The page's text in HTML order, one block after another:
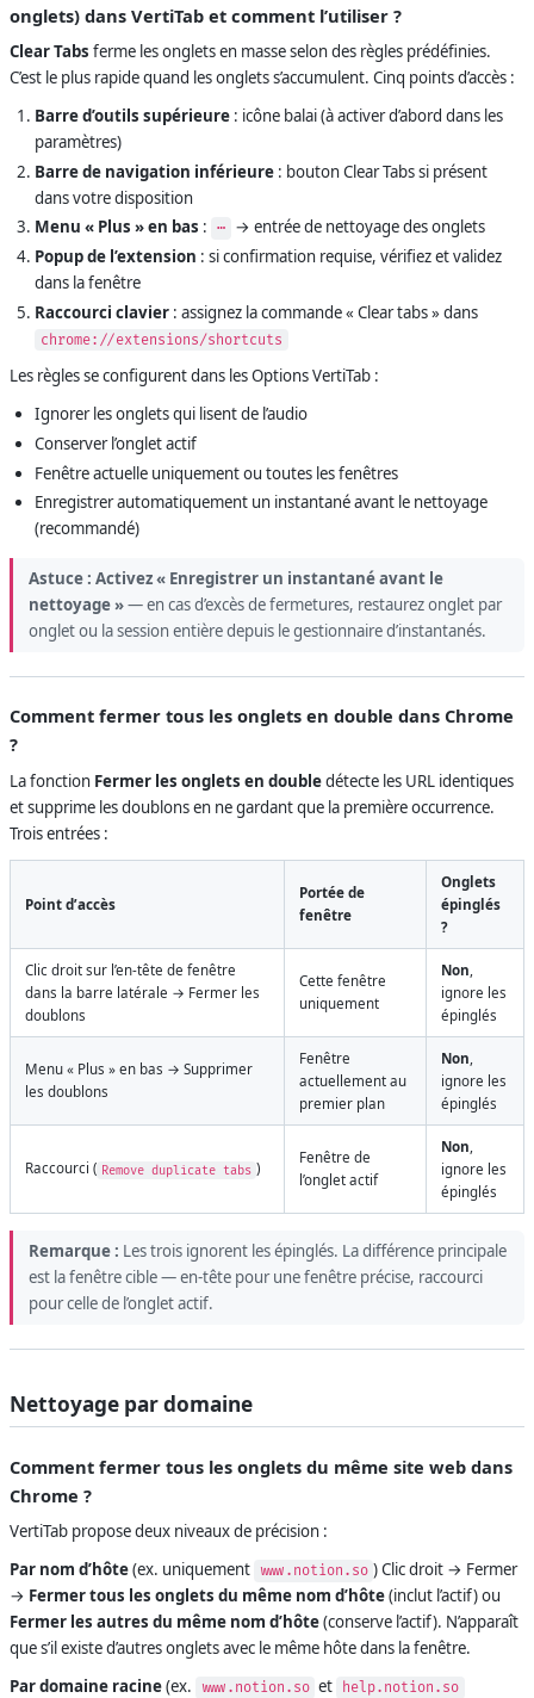
onglets) dans VertiTab et comment l’utiliser ?
Clear Tabs ferme les onglets en masse selon des règles prédéfinies.
C’est le plus rapide quand les onglets s’accumulent. Cinq points d’accès :
Barre d’outils supérieure : icône balai (à activer d’abord dans les
paramètres)
Barre de navigation inférieure : bouton Clear Tabs si présent
dans votre disposition
Menu « Plus » en bas : ⋯
→ entrée de nettoyage des onglets
Popup de l’extension : si confirmation requise, vérifiez et validez
dans la fenêtre
Raccourci clavier : assignez la commande « Clear tabs » dans
chrome://extensions/shortcuts
Les règles se configurent dans les Options VertiTab :
Ignorer les onglets qui lisent de l’audio
Conserver l’onglet actif
Fenêtre actuelle uniquement ou toutes les fenêtres
Enregistrer automatiquement un instantané avant le nettoyage
(recommandé)
Astuce : Activez « Enregistrer un instantané avant le
nettoyage »— en cas d’excès de fermetures, restaurez onglet par
onglet ou la session entière depuis le gestionnaire d’instantanés.
Comment fermer tous les onglets en double dans Chrome
?
La fonction Fermer les onglets en doubledétecte les URL identiques
et supprime les doublons en ne gardant que la première occurrence.
Trois entrées :
Point d’accès
Portée de
fenêtre
Onglets
épinglés
?
Clic droit sur l’en-tête de fenêtre
dans la barre latérale → Fermer les
doublons
Cette fenêtre
uniquement
Non,
ignore les
épinglés
Menu « Plus » en bas → Supprimer
les doublons
Fenêtre
actuellement au
premier plan
Non,
ignore les
épinglés
Raccourci ( Remove duplicate tabs )
Fenêtre de
l’onglet actif
Non,
ignore les
épinglés
Remarque : Les trois ignorent les épinglés. La différence principale
est la fenêtre cible — en-tête pour une fenêtre précise, raccourci
pour celle de l’onglet actif.
Nettoyage par domaine
Comment fermer tous les onglets du même site web dans
Chrome ?
VertiTab propose deux niveaux de précision :
Par nom d’hôte(ex. uniquement www.notion.so ) Clic droit → Fermer
→ Fermer tous les onglets du même nom d’hôte(inclut l’actif) ou
Fermer les autres du même nom d’hôte(conserve l’actif). N’apparaît
que s’il existe d’autres onglets avec le même hôte dans la fenêtre.
Par domaine racine(ex. www.notion.so et help.notion.so